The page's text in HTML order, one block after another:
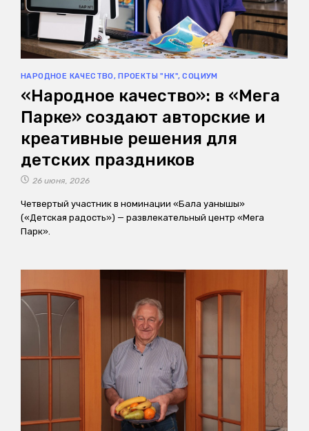
НАРОДНОЕ КАЧЕСТВО, ПРОЕКТЫ "НК", СОЦИУМ
«Народное качество»: в «Мега
Парке» создают авторские и
креативные решения для
детских праздников
26 июня, 2026
Четвертый участник в номинации «Бала қуанышы»
(«Детская радость») — развлекательный центр «Мега
Парк».